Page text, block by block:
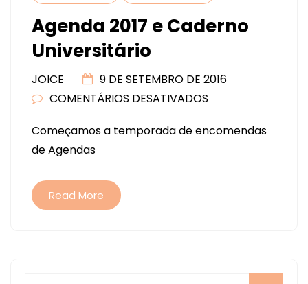
Agenda 2017 e Caderno
Universitário
JOICE
9 DE SETEMBRO DE 2016
COMENTÁRIOS DESATIVADOS
2017
Começamos a temporada de encomendas
de Agendas
Read More